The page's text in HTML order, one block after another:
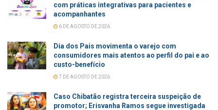
com práticas integrativas para pacientes e
acompanhantes
6 DE AGOSTO DE 2026
Dia dos Pais movimenta o varejo com
consumidores mais atentos ao perfil do pai e ao
custo-benefício
7 DE AGOSTO DE 2026
Caso Chibatão registra terceira suspeição de
promotor; Erisvanha Ramos segue investigada